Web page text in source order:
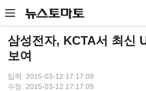
삼성전자, KCTA서 최신
보여
입력: 2015-03-12 17:17:09
수정: 2015-03-12 17:17:09